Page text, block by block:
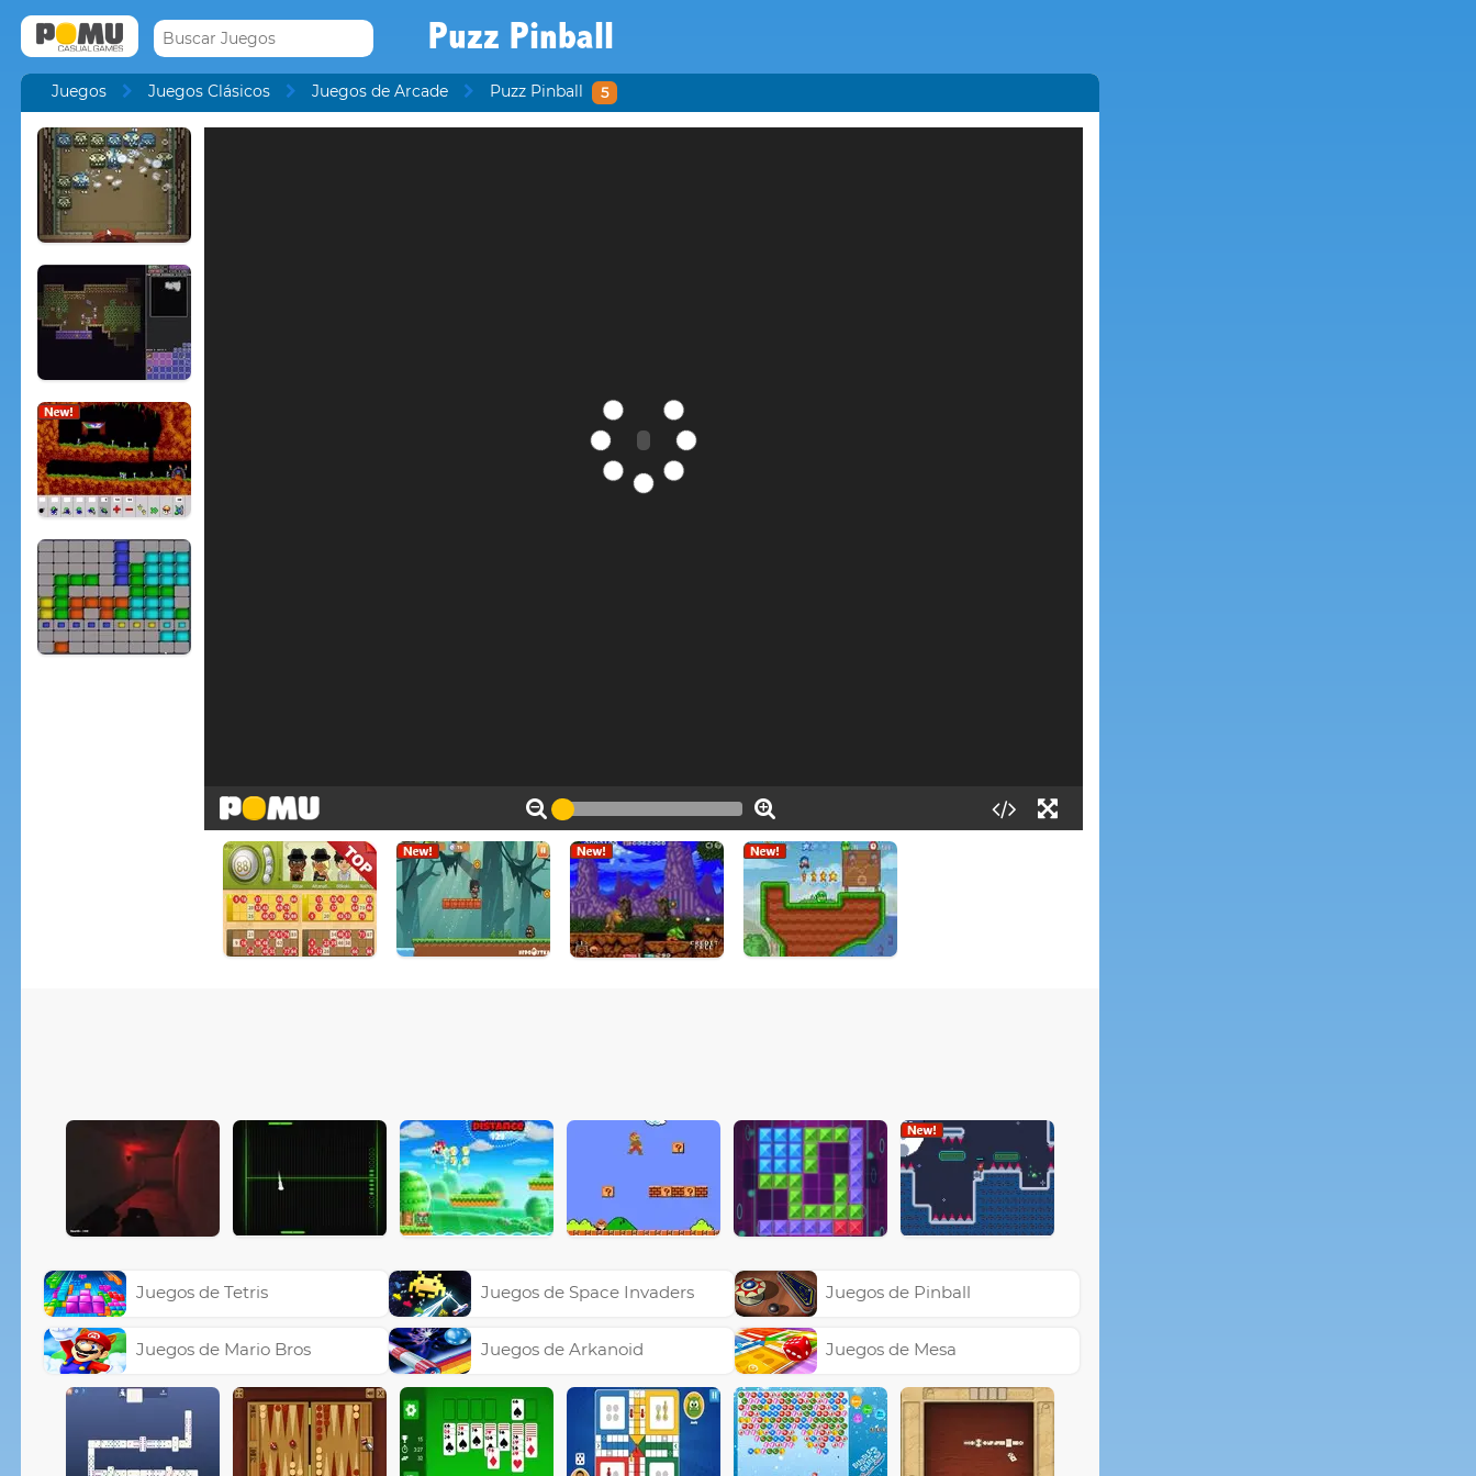
Puzz Pinball
Juegos Juegos Clásicos Juegos de Arcade Puzz Pinball 5
Juegos de Tetris
Juegos de Mario Bros
Juegos de Space Invaders
Juegos de Arkanoid
Juegos de Pinball
Juegos de Mesa